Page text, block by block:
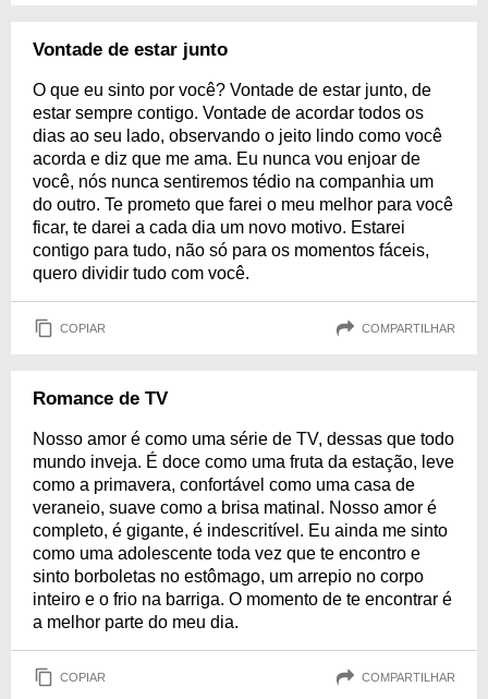
Vontade de estar junto
O que eu sinto por você? Vontade de estar junto, de
estar sempre contigo. Vontade de acordar todos os
dias ao seu lado, observando o jeito lindo como você
acorda e diz que me ama. Eu nunca vou enjoar de
você, nós nunca sentiremos tédio na companhia um
do outro. Te prometo que farei o meu melhor para você
ficar, te darei a cada dia um novo motivo. Estarei
contigo para tudo, não só para os momentos fáceis,
quero dividir tudo com você.
COPIAR COMPARTILHAR
Romance de TV
Nosso amor é como uma série de TV, dessas que todo
mundo inveja. É doce como uma fruta da estação, leve
como a primavera, confortável como uma casa de
veraneio, suave como a brisa matinal. Nosso amor é
completo, é gigante, é indescritível. Eu ainda me sinto
como uma adolescente toda vez que te encontro e
sinto borboletas no estômago, um arrepio no corpo
inteiro e o frio na barriga. O momento de te encontrar é
a melhor parte do meu dia.
COPIAR COMPARTILHAR